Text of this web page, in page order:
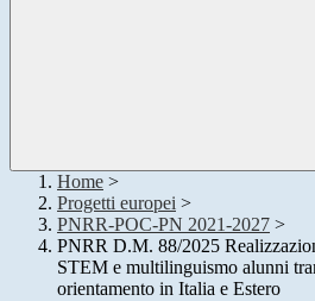
Home >
Progetti europei >
PNRR-POC-PN 2021-2027 >
PNRR D.M. 88/2025
STEM e multilinguismo alunni
orientamento in Italia e Estero